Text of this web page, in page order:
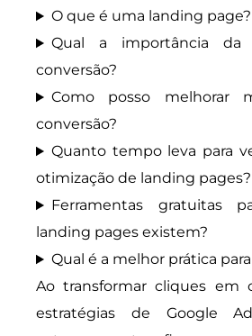
O que é uma landing page?
Qual a importância da
conversão?
Como posso melhorar
conversão?
Quanto tempo leva para
otimização de landing pages?
Ferramentas gratuitas
landing pages existem?
Qual é a melhor prática para
Ao transformar cliques em
estratégias de Google